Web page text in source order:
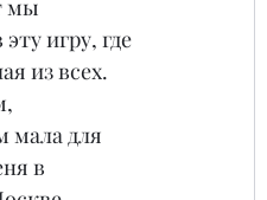
мы
игру, где
из всех.
мала для
в